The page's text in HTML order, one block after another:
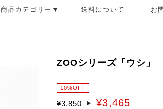
商品カテゴリー▼ 送料について お
ZOOシリーズ「ウシ」
10%OFF
¥3,850 ¥3,465